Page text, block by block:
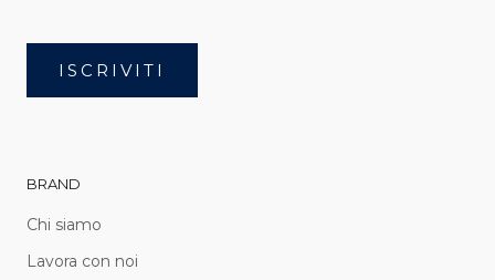
ISCRIVITI
BRAND
Chi siamo
Lavora con noi